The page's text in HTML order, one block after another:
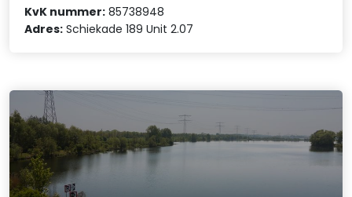
KvK nummer: 85738948
Adres: Schiekade 189 Unit 2.07